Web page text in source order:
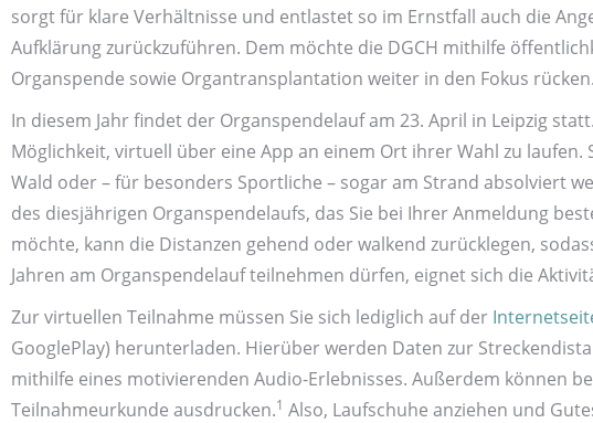
sorgt für klare Verhältnisse und entlastet so im Ernstfall auch die
Aufklärung zurück­zuführen. Dem möchte die DGCH mithilfe
Organ­spende sowie Organ­transplantation weiter in den Fokus rücken.
In diesem Jahr findet der Organ­spendelauf am 23. April in Leipzig
Möglichkeit, virtuell über eine App an einem Ort ihrer Wahl zu
Wald oder – für besonders Sportliche – sogar am Strand absolviert
des dies­jährigen Organspende­laufs, das Sie bei Ihrer Anmeldung
möchte, kann die Distanzen gehend oder walkend zurücklegen,
Jahren am Organ­spendelauf teilnehmen dürfen, eignet sich die
Zur virtuellen Teilnahme müssen Sie sich lediglich auf der
GooglePlay) herunterladen. Hierüber werden Daten zur
mithilfe eines motivierenden Audio-Erlebnisses. Außerdem können
Teilnahme­urkunde ausdrucken.1 Also, Lauf­schuhe anziehen und